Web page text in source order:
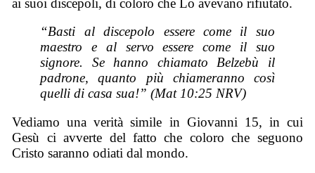
“Basti al discepolo essere come il suo
maestro e al servo essere come il suo
signore. Se hanno chiamato Belzebù il
padrone, quanto più chiameranno così
quelli di casa sua!” (Mat 10:25 NRV)
Vediamo una verità simile in Giovanni 15, in cui
Gesù ci avverte del fatto che coloro che seguono
Cristo saranno odiati dal mondo.